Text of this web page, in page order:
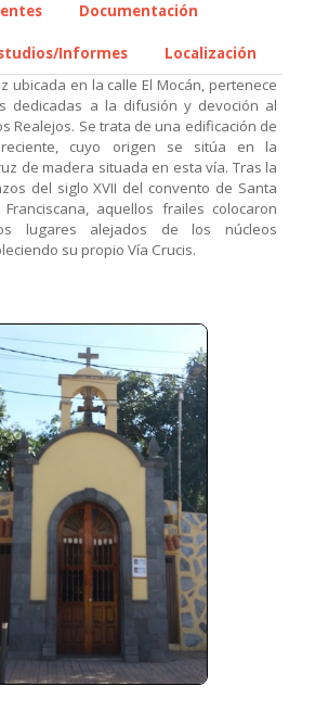
Documentación
Informes
Localización
ubicada en la calle El Mocán, pertenece
dedicadas a la difusión y devoción al
Realejos. Se trata de una edificación de
reciente, cuyo origen se sitúa en la
de madera situada en esta vía. Tras la
del siglo XVII del convento de Santa
aquellos frailes colocaron
lugares alejados de los núcleos
su propio Vía Crucis.